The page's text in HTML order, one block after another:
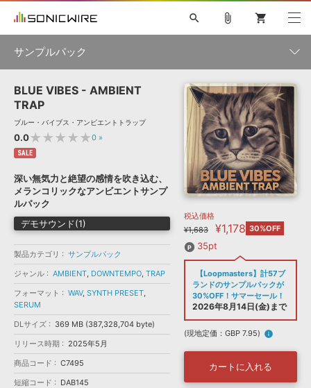
ソフト音源 »
プラグイン・エフェクト »
サンプルパック »
ソフトウェア／ツール »
DAW »
効果音 »
BGM »
キャンペーン »
特集 »
ニュースレター »
SONICWIREブログ »
製品サポート情報 »
DTMガイド »
FAQ »
お問い合わせ »
音楽カード
楽曲配信流通 サービス
無償のサウンド管理ソフト
次世代型 ボーカル・エディタ
search
初音ミク NT 鏡音リン・レン V4X 巡音ルカ V4X
MEIKO V3
KAITO V3
TOONTRACK
SPITFIRE AUDIO
VIENNA
EZ DRUMMER 3
ライセンスフリーBGM
ボーカル抜き出し
DUBSTEP
MUTANT
ROUTER.FM
SONOCA
ソフト音源 プラグイン・エフェクト
ソフトウェア／ツール DAW 効果音
attach_file shopping_cart
サンプルパック
製品一覧
ジャンル
メーカー
フォーマット
ランキング
BLUE VIBES - AMBIENT
TRAP
ブルー・バイブス・アンビエントトラップ
0.0★★★★★0 »
SALE
深い無気力と絶望の感情を吹き込む、
メランコリックなアンビエントサンプ
ルパック
デモサウンド(1)
製品カテゴリ
サンプルパック
ジャンル
AMBIENT, DOWNTEMPO, TRAP
フォーマット
WAV, SYNTH PRESET,
SERUM
DLサイズ
369 MB (387,328,704 byte)
リリース時期
2025年5月
商品コード
C7495
短縮コード
DAB145
税込価格
¥1,683
¥1,178 30%OFF
35pt
【Loopmasters】計57ブ
ランドのサンプルパックが
30%OFF！サマーセール！
2026年8月14日(金)まで
(現地定価：GBP 7.95) info
カートに入れる